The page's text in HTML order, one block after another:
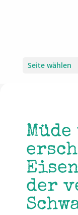
Seite wählen
der